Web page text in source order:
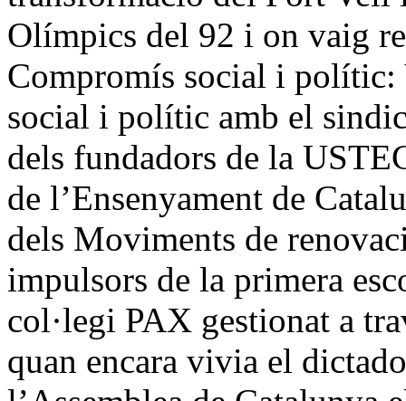
Olímpics del 92 i on vaig
Compromís social i
social i polític amb el
dels fundadors de la
de l’Ensenyament de
dels Moviments de
impulsors de la primera
col·legi PAX gestionat a
quan encara vivia el